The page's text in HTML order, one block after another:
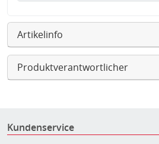
Artikelinfo
Produktverantwortlicher
Kundenservice